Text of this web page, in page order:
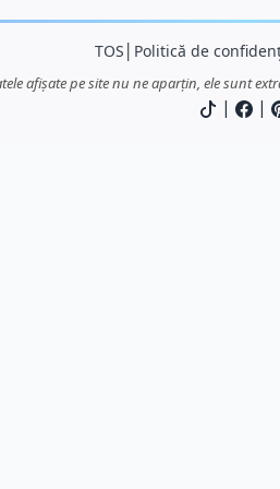
TOS Politică de
afișate pe site nu ne aparțin, ele sunt
| |